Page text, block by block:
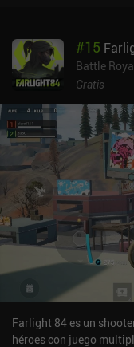
#15
Battle
Gratis
Farlight 84 es un
héroes con juego